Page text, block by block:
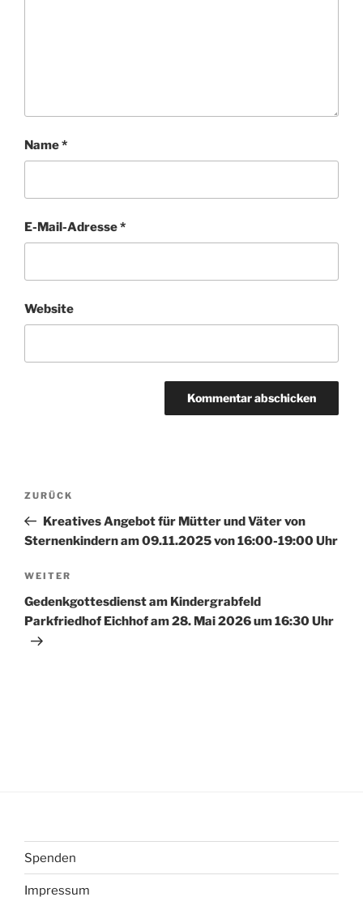
Name*
E-Mail-Adresse*
Website
Beitragsnavigation
Vorheriger
Beitrag
ZURÜCK
Kreatives Angebot für Mütter und Väter von
Sternenkindern am 09.11.2025 von 16:00-19:00 Uhr
Nächster
Beitrag
WEITER
Gedenkgottesdienst am Kindergrabfeld
Parkfriedhof Eichhof am 28. Mai 2026 um 16:30 Uhr
Spenden
Impressum